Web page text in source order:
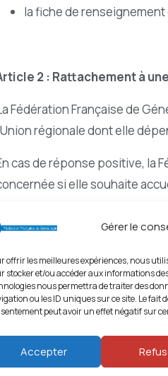
Gérer le
offrir les meilleures expériences, nous
stocker et/ou accéder aux informations
nous permettra de traiter des
ou les ID uniques sur ce site. Le fait
peut avoir un effet négatif sur
Accepter
la fiche de
2 : Rattachement à
Fédération Française de
régionale dont elle
cas de réponse positive, la
si elle souhaite
devra répondre à
dans un délai de
régionale et est affiliée
réponse négative de
accepte de la recevoir ou à
de Généalogie.
cas de refus d’une